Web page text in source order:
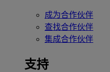
成为合作伙伴
查找合作伙伴
集成合作伙伴
支持